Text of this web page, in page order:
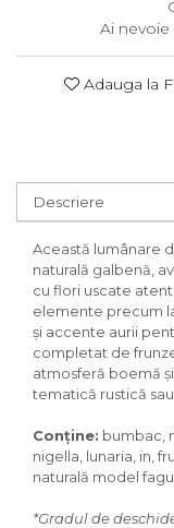
Ai nevoie
Adauga la
Descriere
Această lumânare
naturală galbenă,
cu flori uscate
elemente precum
și accente aurii
completat de
atmosferă boemă
tematică rustică
Conține: bumbac,
nigella, lunaria, in,
naturală model
*Gradul de